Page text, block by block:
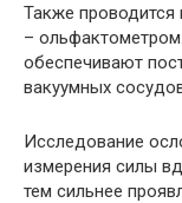
Также
–
обеспечивают
вакуумных
Исследование
измерения силы
тем сильнее